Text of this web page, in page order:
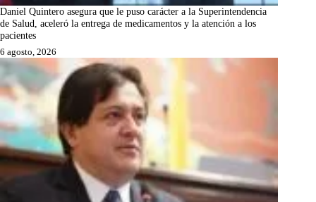
Daniel Quintero asegura que le puso carácter a la Superintendencia
de Salud, aceleró la entrega de medicamentos y la atención a los
pacientes
6 agosto, 2026